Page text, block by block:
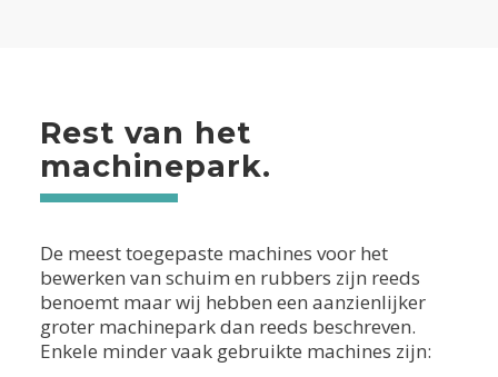
Rest van het
machinepark.
De meest toegepaste machines voor het
bewerken van schuim en rubbers zijn reeds
benoemt maar wij hebben een aanzienlijker
groter machinepark dan reeds beschreven.
Enkele minder vaak gebruikte machines zijn: